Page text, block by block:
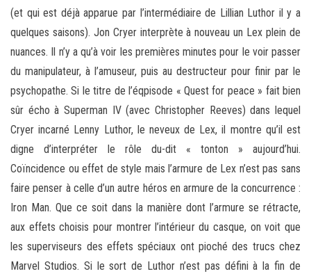
(et qui est déjà apparue par l’intermédiaire de Lillian Luthor il y a
quelques saisons). Jon Cryer interprète à nouveau un Lex plein de
nuances. Il n’y a qu’à voir les premières minutes pour le voir passer
du manipulateur, à l’amuseur, puis au destructeur pour finir par le
psychopathe. Si le titre de l’éqpisode « Quest for peace » fait bien
sûr écho à Superman IV (avec Christopher Reeves) dans lequel
Cryer incarné Lenny Luthor, le neveux de Lex, il montre qu’il est
digne d’interpréter le rôle du-dit « tonton » aujourd’hui.
Coïncidence ou effet de style mais l’armure de Lex n’est pas sans
faire penser à celle d’un autre héros en armure de la concurrence :
Iron Man. Que ce soit dans la manière dont l’armure se rétracte,
aux effets choisis pour montrer l’intérieur du casque, on voit que
les superviseurs des effets spéciaux ont pioché des trucs chez
Marvel Studios. Si le sort de Luthor n’est pas défini à la fin de